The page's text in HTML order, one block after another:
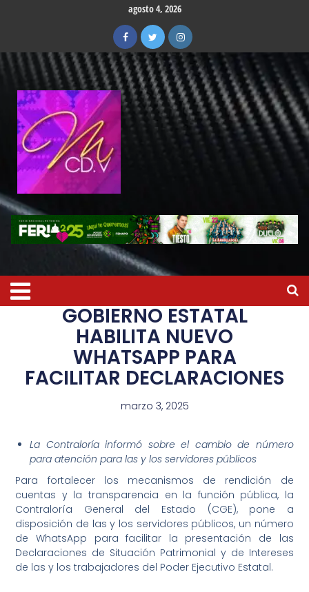
agosto 4, 2026
GOBIERNO ESTATAL
HABILITA NUEVO
WHATSAPP PARA
FACILITAR DECLARACIONES
marzo 3, 2025
La Contraloría informó sobre el cambio de número
para atención para las y los servidores públicos
Para fortalecer los mecanismos de rendición de
cuentas y la transparencia en la función pública, la
Contraloría General del Estado (CGE), pone a
disposición de las y los servidores públicos, un número
de WhatsApp para facilitar la presentación de las
Declaraciones de Situación Patrimonial y de Intereses
de las y los trabajadores del Poder Ejecutivo Estatal.